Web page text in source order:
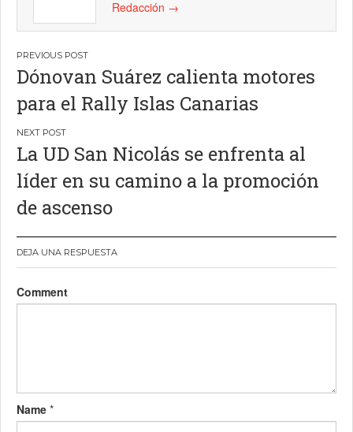
Redacción →
Navegación
de
entradas
Dónovan Suárez calienta motores
para el Rally Islas Canarias
La UD San Nicolás se enfrenta al
líder en su camino a la promoción
de ascenso
DEJA UNA RESPUESTA
Comment
Name *